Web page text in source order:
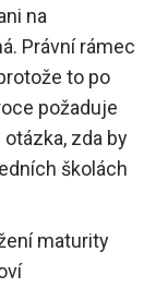
na
Právní rámec
to po
požaduje
zda by
školách
maturity